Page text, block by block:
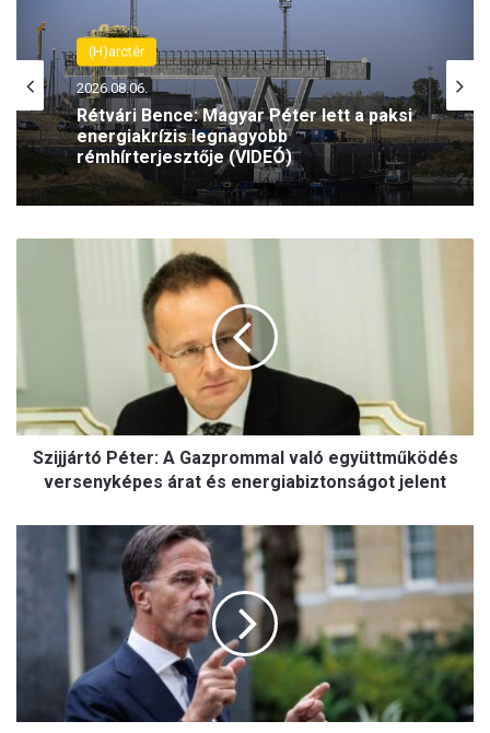
(H)arctér
2026.08.06.
Rétvári Bence: Magyar Péter lett a paksi
energiakrízis legnagyobb
(H)arctér
2026.08.06.
Szeptemberben folytatódik az Antifa-
mentelmi jog védi
versenyképes
árat
és
energiabiztonságot
jelent
Szijjártó Péter: A Gazprommal való együttműködés
versenyképes árat és energiabiztonságot jelent
fegyverek
bevetése